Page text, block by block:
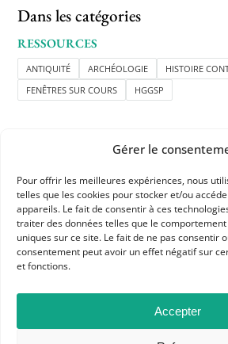
Gérer le
Pour offrir les meilleures expériences, nous
telles que les cookies pour stocker et/ou
appareils. Le fait de consentir à ces
traiter des données telles que le
uniques sur ce site. Le fait de ne pas consentir
consentement peut avoir un effet négatif sur
et fonctions.
Accepter
Dans les catégories
RESSOURCES
ANTIQUITÉ ARCHÉOLOGIE
HISTOIRE
FENÊTRES SUR COURS
HGGSP
APHG
Association des professeurs
BP 6541 – 75065 Paris